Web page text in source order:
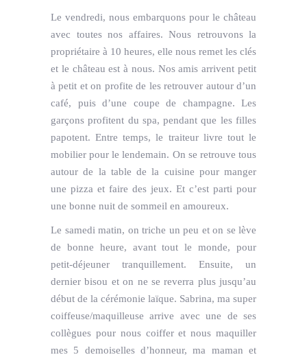
Le vendredi, nous embarquons pour le château
avec toutes nos affaires. Nous retrouvons la
propriétaire à 10 heures, elle nous remet les clés
et le château est à nous. Nos amis arrivent petit
à petit et on profite de les retrouver autour d’un
café, puis d’une coupe de champagne. Les
garçons profitent du spa, pendant que les filles
papotent. Entre temps, le traiteur livre tout le
mobilier pour le lendemain. On se retrouve tous
autour de la table de la cuisine pour manger
une pizza et faire des jeux. Et c’est parti pour
une bonne nuit de sommeil en amoureux.
Le samedi matin, on triche un peu et on se lève
de bonne heure, avant tout le monde, pour
petit-déjeuner tranquillement. Ensuite, un
dernier bisou et on ne se reverra plus jusqu’au
début de la cérémonie laïque. Sabrina, ma super
coiffeuse/maquilleuse arrive avec une de ses
collègues pour nous coiffer et nous maquiller
mes 5 demoiselles d’honneur, ma maman et